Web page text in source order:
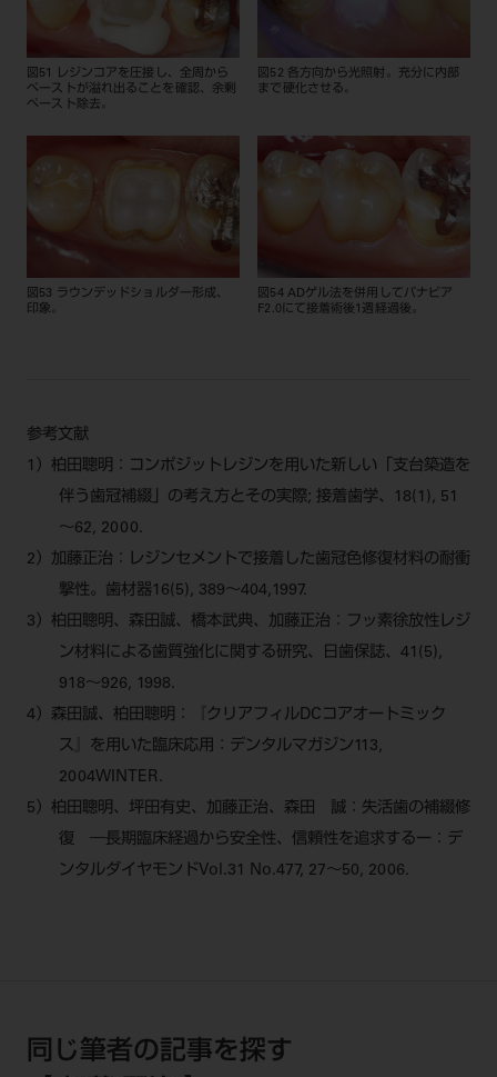
図51 レジンコアを圧接し、全周から
ペーストが溢れ出ることを確認、余剰
ペースト除去。
図52 各方向から光照射。充分に内部
まで硬化させる。
図53 ラウンデッドショルダー形成、
印象。
図54 ADゲル法を併用してパナビア
F2.0にて接着術後1週経過後。
参考文献
1）柏田聰明：コンポジットレジンを用いた新しい「支台築造を
伴う歯冠補綴」の考え方とその実際; 接着歯学、18(1), 51
～62, 2000.
2）加藤正治：レジンセメントで接着した歯冠色修復材料の耐衝
撃性。歯材器16(5), 389～404,1997.
3）柏田聰明、森田誠、橋本武典、加藤正治：フッ素徐放性レジ
ン材料による歯質強化に関する研究、日歯保誌、41(5),
918～926, 1998.
4）森田誠、柏田聰明：『クリアフィルDCコアオートミック
ス』を用いた臨床応用：デンタルマガジン113,
2004WINTER.
5）柏田聰明、坪田有史、加藤正治、森田 誠：失活歯の補綴修
復 ―長期臨床経過から安全性、信頼性を追求するー：デ
ンタルダイヤモンドVol.31 No.477, 27～50, 2006.
同じ筆者の記事を探す